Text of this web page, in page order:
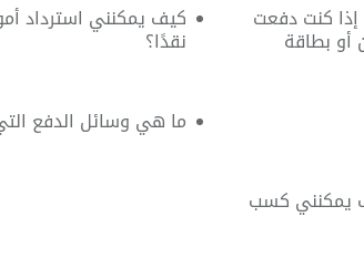
إذا كنت دفعت
أو بطاقة
كيف يمكنني استرداد
نقدًا؟
ما هي وسائل الدفع
يمكنني كسب